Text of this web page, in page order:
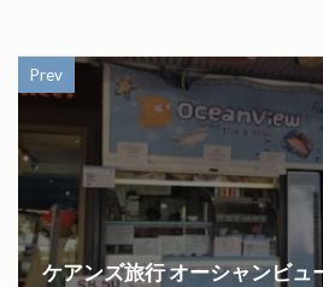
Prev
ケアンズ旅行 オーシャンビュ